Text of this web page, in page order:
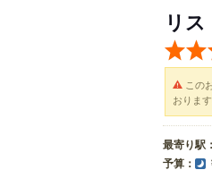
リ
この
おります
最寄り駅：
予算：